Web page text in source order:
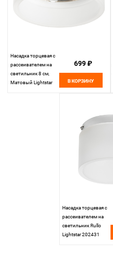
Насадка торцевая с
рассеивателем на
светильник 8 см,
Матовый Lightstar
699 ₽
В КОРЗИНУ
Насадка торцевая с
рассеивателем на
светильник Rullo
Lightstar 202431